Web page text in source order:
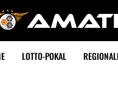
LOTTO-POKAL